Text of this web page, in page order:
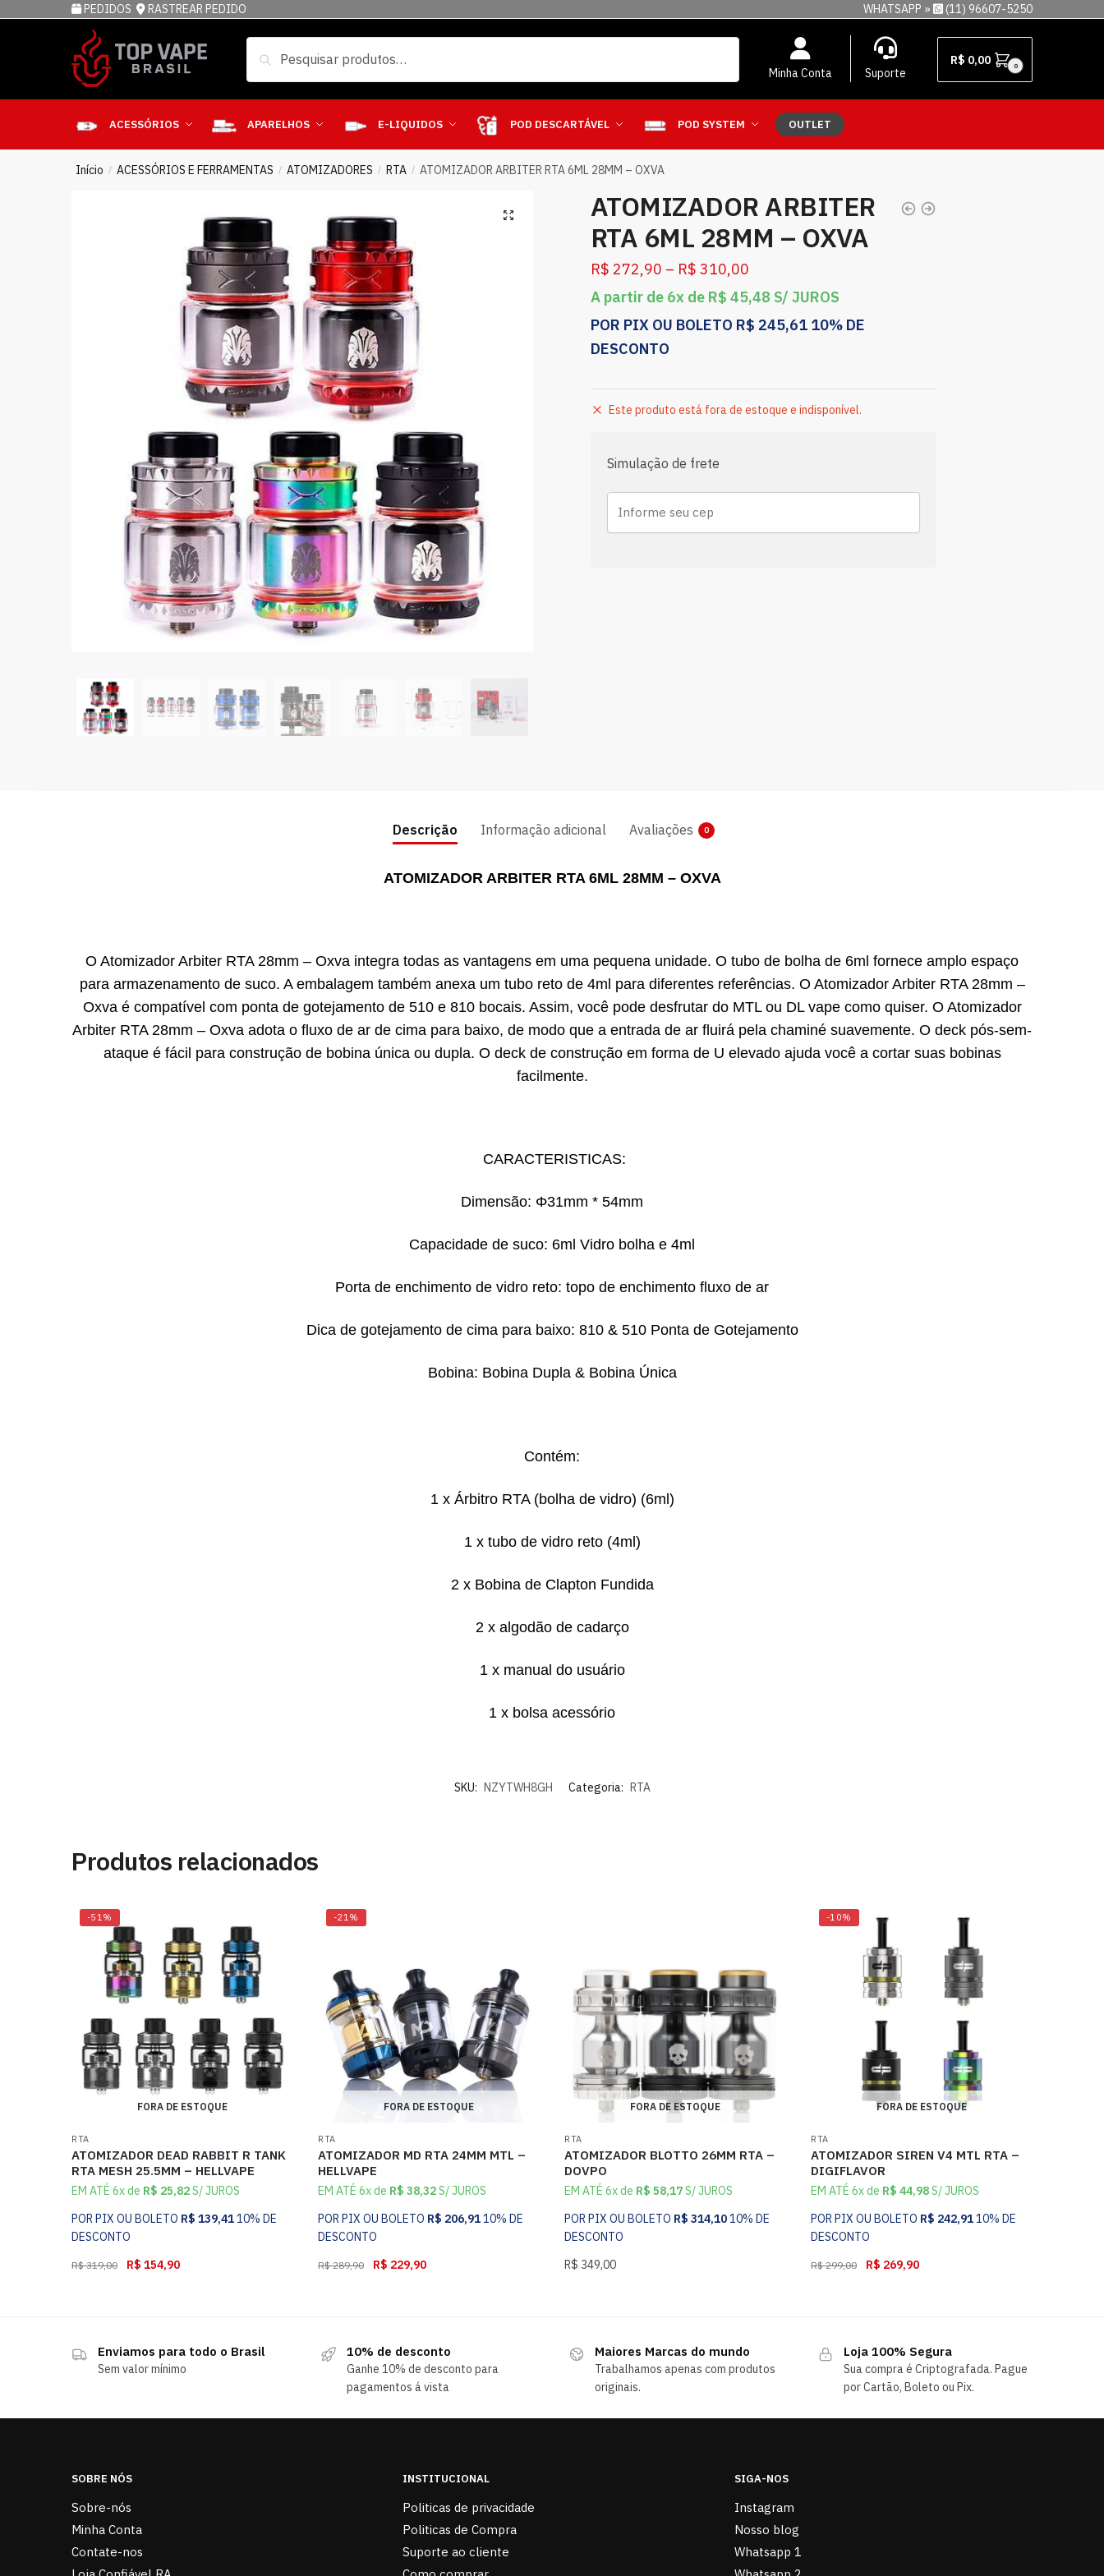
PEDIDOS RASTREAR PEDIDO WHATSAPP » (11) 96607-5250
Minha Conta Suporte
R$ 0,00 0
ACESSÓRIOS APARELHOS E-LIQUIDOS POD DESCARTÁVEL POD SYSTEM OUTLET
Início / ACESSÓRIOS E FERRAMENTAS / ATOMIZADORES / RTA / ATOMIZADOR ARBITER RTA 6ML 28MM – OXVA
ATOMIZADOR ARBITER
RTA 6ML 28MM – OXVA
R$ 272,90 – R$ 310,00
A partir de 6x de R$ 45,48 S/ JUROS
POR PIX OU BOLETO R$ 245,61 10% DE
DESCONTO
Este produto está fora de estoque e indisponível.
Simulação de frete
Descrição Informação adicional Avaliações 0
ATOMIZADOR ARBITER RTA 6ML 28MM – OXVA
O Atomizador Arbiter RTA 28mm – Oxva integra todas as vantagens em uma pequena unidade. O tubo de bolha de 6ml fornece amplo espaço
para armazenamento de suco. A embalagem também anexa um tubo reto de 4ml para diferentes referências. O Atomizador Arbiter RTA 28mm –
Oxva é compatível com ponta de gotejamento de 510 e 810 bocais. Assim, você pode desfrutar do MTL ou DL vape como quiser. O Atomizador
Arbiter RTA 28mm – Oxva adota o fluxo de ar de cima para baixo, de modo que a entrada de ar fluirá pela chaminé suavemente. O deck pós-sem-
ataque é fácil para construção de bobina única ou dupla. O deck de construção em forma de U elevado ajuda você a cortar suas bobinas
facilmente.
CARACTERISTICAS:
Dimensão: Φ31mm * 54mm
Capacidade de suco: 6ml Vidro bolha e 4ml
Porta de enchimento de vidro reto: topo de enchimento fluxo de ar
Dica de gotejamento de cima para baixo: 810 & 510 Ponta de Gotejamento
Bobina: Bobina Dupla & Bobina Única
Contém:
1 x Árbitro RTA (bolha de vidro) (6ml)
1 x tubo de vidro reto (4ml)
2 x Bobina de Clapton Fundida
2 x algodão de cadarço
1 x manual do usuário
1 x bolsa acessório
SKU: NZYTWH8GH Categoria: RTA
Produtos relacionados
-51%
FORA DE ESTOQUE
RTA
ATOMIZADOR DEAD RABBIT R TANK
RTA MESH 25.5MM – HELLVAPE
EM ATÉ 6x de R$ 25,82S/ JUROS
POR PIX OU BOLETO R$ 139,4110% DE
DESCONTO
R$319,00 R$ 154,90
-21%
FORA DE ESTOQUE
RTA
ATOMIZADOR MD RTA 24MM MTL –
HELLVAPE
EM ATÉ 6x de R$ 38,32S/ JUROS
POR PIX OU BOLETO R$ 206,9110% DE
DESCONTO
R$289,90 R$ 229,90
FORA DE ESTOQUE
RTA
ATOMIZADOR BLOTTO 26MM RTA –
DOVPO
EM ATÉ 6x de R$ 58,17S/ JUROS
POR PIX OU BOLETO R$ 314,1010% DE
DESCONTO
R$ 349,00
-10%
FORA DE ESTOQUE
RTA
ATOMIZADOR SIREN V4 MTL RTA –
DIGIFLAVOR
EM ATÉ 6x de R$ 44,98S/ JUROS
POR PIX OU BOLETO R$ 242,9110% DE
DESCONTO
R$299,00 R$ 269,90
Enviamos para todo o Brasil
Sem valor mínimo
10% de desconto
Ganhe 10% de desconto para
pagamentos á vista
Maiores Marcas do mundo
Trabalhamos apenas com produtos
originais.
Loja 100% Segura
Sua compra é Criptografada. Pague
por Cartão, Boleto ou Pix.
SOBRE NÓS
Sobre-nós
Minha Conta
Contate-nos
INSTITUCIONAL
Politicas de privacidade
Politicas de Compra
Suporte ao cliente
SIGA-NOS
Instagram
Nosso blog
Whatsapp 1